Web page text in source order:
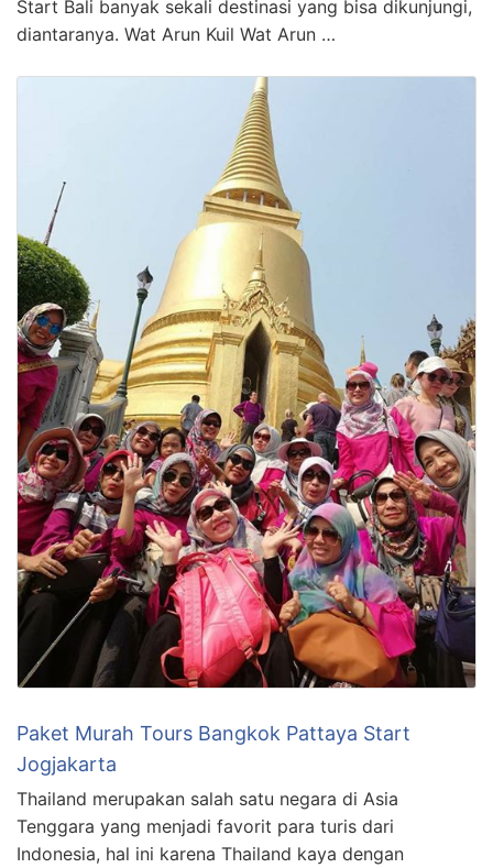
Start Bali banyak sekali destinasi yang bisa dikunjungi,
diantaranya. Wat Arun Kuil Wat Arun …
Paket Murah Tours Bangkok Pattaya Start
Jogjakarta
Thailand merupakan salah satu negara di Asia
Tenggara yang menjadi favorit para turis dari
Indonesia, hal ini karena Thailand kaya dengan